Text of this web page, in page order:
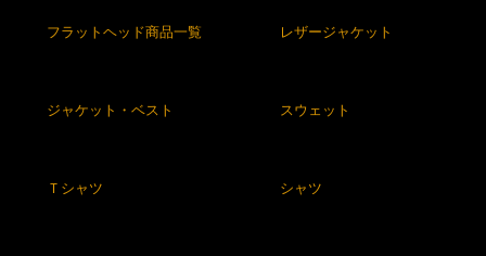
フラットヘッド商品一覧 レザージャケット
ジャケット・ベスト スウェット
Ｔシャツ シャツ